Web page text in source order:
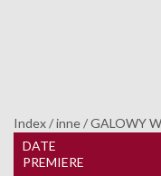
Index/inne/GALOWY
DATE
PREMIERE